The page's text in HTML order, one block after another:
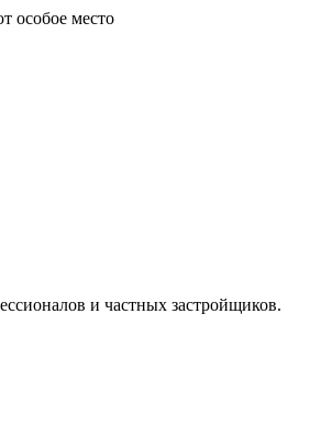
особое место
и частных застройщиков.